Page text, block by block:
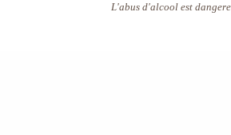
L'abus d'alcool est